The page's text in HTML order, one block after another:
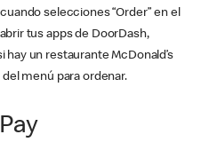
selecciones “Order” en el
tus apps de DoorDash,
un restaurante McDonald’s
menú para ordenar.